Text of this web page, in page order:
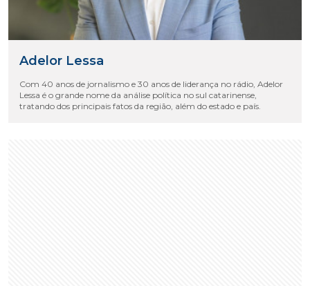
Adelor Lessa
Com 40 anos de jornalismo e 30 anos de liderança no rádio, Adelor
Lessa é o grande nome da análise política no sul catarinense,
tratando dos principais fatos da região, além do estado e país.